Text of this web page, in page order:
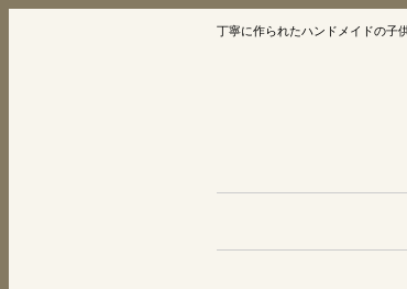
丁寧に作られたハンドメイドの子